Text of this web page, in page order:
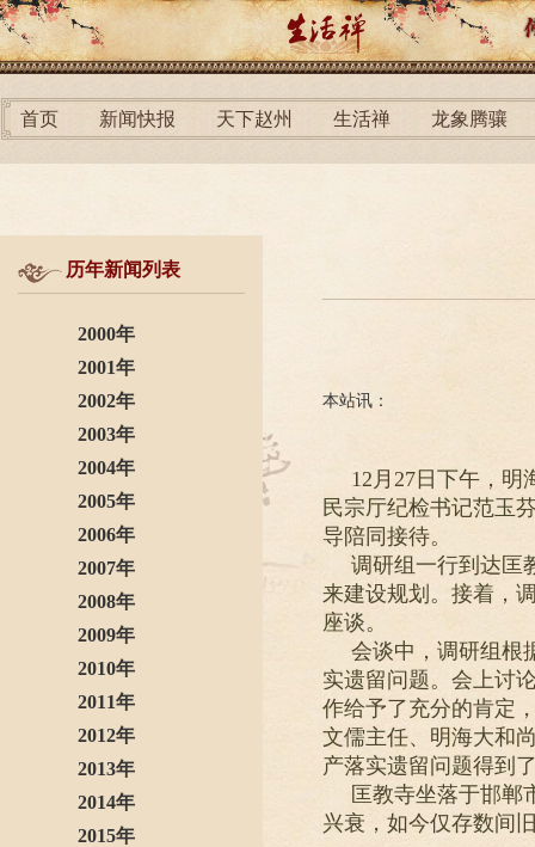
首页 新闻快报 天下赵州 生活禅 龙象腾骧
历年新闻列表
2000年
2001年
2002年
2003年
2004年
2005年
2006年
2007年
2008年
2009年
2010年
2011年
2012年
2013年
2014年
2015年
本站讯：
12月27日下午，
民宗厅纪检书记范玉
导陪同接待。
调研组一行到达匡
来建设规划。接着，
座谈。
会谈中，调研组根
实遗留问题。会上讨
作给予了充分的肯定
文儒主任、明海大和
产落实遗留问题得到
匡教寺坐落于邯郸
兴衰，如今仅存数间